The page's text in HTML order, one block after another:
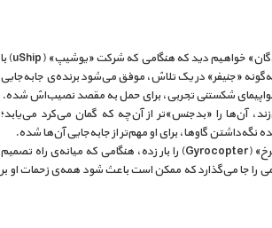
در این قسمت از برنامه‌ی «جا‌به‌جا‌کنندگان» خواهیم دید که هنگامی که شرکت «یوشیپ» (uShip) با
«جنیفر» در یک تلاش، موفق می‌شود برنده‌ی جا‌به‌جایی
شکستنی تجربی، برای حمل به مقصد نصیب‌اش شده.
آن‌ها را «بدجنس»تر از آن‌چه که گمان می‌کرد می‌یابد؛
نگه‌داشتن گاوها، برای او مهم‌تر از جا‌به‌جایی آن‌ها شده.
«مارک» که یک نوع هواپیمای تجربی یا «هواچرخ» (Gyrocopter) را بار زده، هنگامی که میانه‌ی راه تصمیم
را جا می‌گذارد که ممکن است باعث شود همه‌ی زحمات او بر